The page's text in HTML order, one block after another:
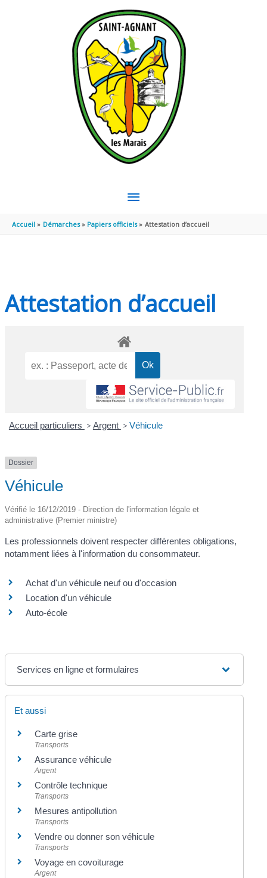
MENU
PRINCIPAL
Accueil Démarches Papiers officiels Attestation d’accueil
Attestation d’accueil
Accueil particuliers > Argent > Véhicule
Dossier
Véhicule
Vérifié le 16/12/2019 - Direction de l'information légale et
administrative (Premier ministre)
Les professionnels doivent respecter différentes obligations,
notamment liées à l'information du consommateur.
Achat d'un véhicule neuf ou d'occasion
Location d'un véhicule
Auto-école
Services en ligne et formulaires
Et aussi
Carte grise
Transports
Assurance véhicule
Argent
Contrôle technique
Transports
Mesures antipollution
Transports
Vendre ou donner son véhicule
Transports
Voyage en covoiturage
Argent